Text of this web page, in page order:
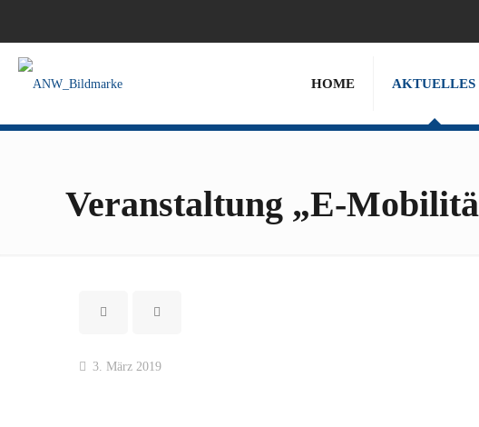
HOME AKTUELLES
Veranstaltung „E-
3. März 2019